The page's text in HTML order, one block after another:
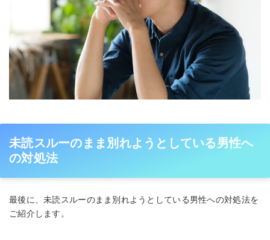
未読スルーのまま別れようとしている男性へ
の対処法
最後に、未読スルーのまま別れようとしている男性への対処法を
ご紹介します。